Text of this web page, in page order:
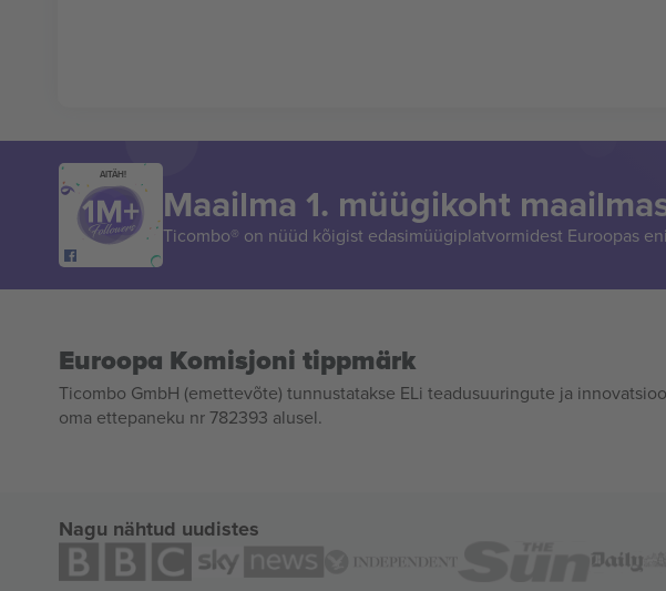
AITÄH!
Maailma 1. müügikoht
Ticombo® on nüüd kõigist edasimüügiplatvormidest Euroopas
Euroopa Komisjoni tippmärk
Ticombo GmbH (emettevõte) tunnustatakse ELi teadusuuringute ja
oma ettepaneku nr 782393 alusel.
Nagu nähtud uudistes